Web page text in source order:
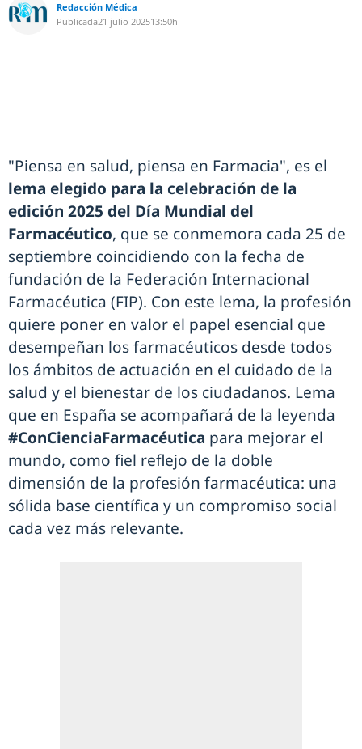
Redacción Médica
Publicada21 julio 202513:50h
"Piensa en salud, piensa en Farmacia", es el
lema elegido para la celebración de la
edición 2025 del Día Mundial del
Farmacéutico, que se conmemora cada 25 de
septiembre coincidiendo con la fecha de
fundación de la Federación Internacional
Farmacéutica (FIP). Con este lema, la profesión
quiere poner en valor el papel esencial que
desempeñan los farmacéuticos desde todos
los ámbitos de actuación en el cuidado de la
salud y el bienestar de los ciudadanos. Lema
que en España se acompañará de la leyenda
#ConCienciaFarmacéutica para mejorar el
mundo, como fiel reflejo de la doble
dimensión de la profesión farmacéutica: una
sólida base científica y un compromiso social
cada vez más relevante.